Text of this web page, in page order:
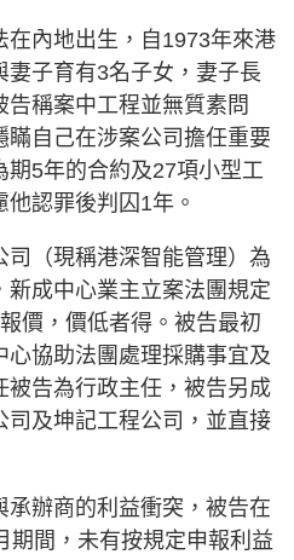
在內地出生，自1973年來港
妻子育有3名子女，妻子長
稱案中工程並無質素問
自己在涉案公司擔任重要
5年的合約及27項小型工
認罪後判囚1年。
（現稱港深智能管理）為
成中心業主立案法團規定
價，價低者得。被告最初
心協助法團處理採購事宜及
被告為行政主任，被告另成
司及坤記工程公司，並直接
辦商的利益衝突，被告在
期間，未有按規定申報利益